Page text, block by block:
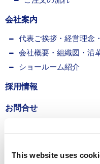
This website uses
会社案内
代表ご挨拶・経営理念
会社概要・組織図・沿
ショールーム紹介
採用情報
お問合せ